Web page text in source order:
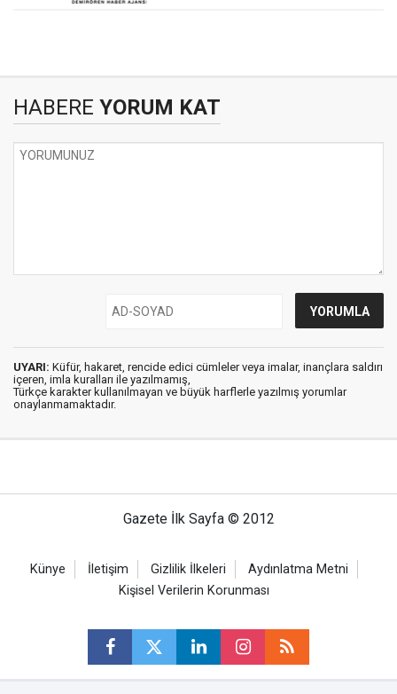
HABERE YORUM KAT
UYARI: Küfür, hakaret, rencide edici cümleler veya imalar, inançlara saldırı
içeren, imla kuralları ile yazılmamış,
Türkçe karakter kullanılmayan ve büyük harflerle yazılmış yorumlar
onaylanmamaktadır.
Gazete İlk Sayfa © 2012
Künye İletişim Gizlilik İlkeleri
Aydınlatma Metni
Kişisel Verilerin Korunması